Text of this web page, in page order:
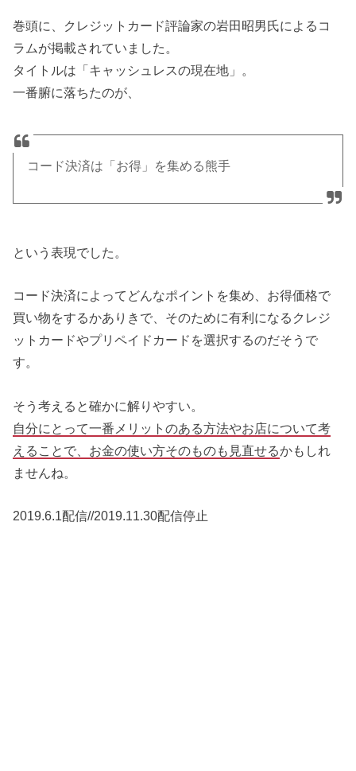
巻頭に、クレジットカード評論家の岩田昭男氏によるコ
ラムが掲載されていました。
タイトルは「キャッシュレスの現在地」。
一番腑に落ちたのが、
コード決済は「お得」を集める熊手
という表現でした。
コード決済によってどんなポイントを集め、お得価格で
買い物をするかありきで、そのために有利になるクレジ
ットカードやプリペイドカードを選択するのだそうで
す。
そう考えると確かに解りやすい。
自分にとって一番メリットのある方法やお店について考
えることで、お金の使い方そのものも見直せるかもしれ
ませんね。
2019.6.1配信//2019.11.30配信停止